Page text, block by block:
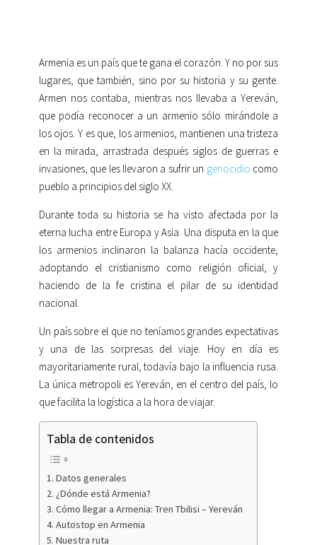
Armenia es un país que te gana el corazón. Y no por sus
lugares, que también, sino por su historia y su gente.
Armen nos contaba, mientras nos llevaba a Yereván,
que podía reconocer a un armenio sólo mirándole a
los ojos. Y es que, los armenios, mantienen una tristeza
en la mirada, arrastrada después siglos de guerras e
invasiones, que les llevaron a sufrir un genocidio como
pueblo a principios del siglo XX.
Durante toda su historia se ha visto afectada por la
eterna lucha entre Europa y Asia. Una disputa en la que
los armenios inclinaron la balanza hacía occidente,
adoptando el cristianismo como religión oficial, y
haciendo de la fe cristina el pilar de su identidad
nacional.
Un país sobre el que no teníamos grandes expectativas
y una de las sorpresas del viaje. Hoy en día es
mayoritariamente rural, todavía bajo la influencia rusa.
La única metropoli es Yereván, en el centro del país, lo
que facilita la logística a la hora de viajar.
Tabla de contenidos
Datos generales
¿Dónde está Armenia?
Cómo llegar a Armenia: Tren Tbilisi – Yereván
Autostop en Armenia
Nuestra ruta